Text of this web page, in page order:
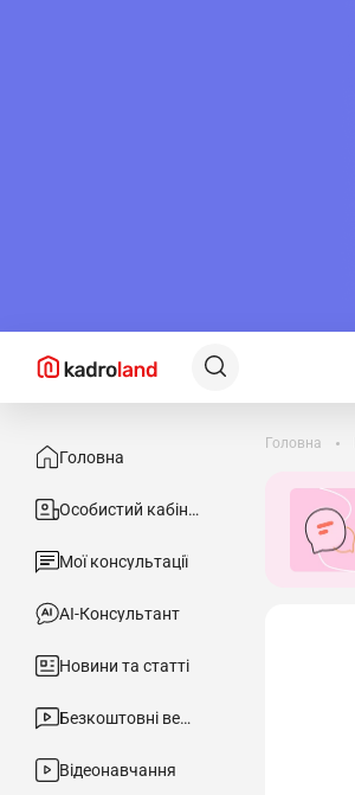
Головна
Особистий кабінет
Мої консультації
АІ-Консультант
Новини та статті
Безкоштовні вебінари
Відеонавчання
Головна